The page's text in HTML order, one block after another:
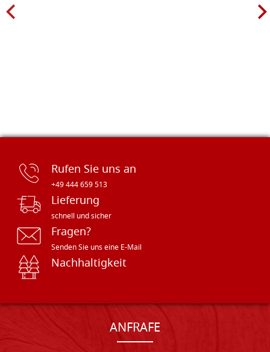
Rufen Sie uns an
+49 444 659 513
Lieferung
schnell und sicher
Fragen?
Senden Sie uns eine E-Mail
Nachhaltigkeit
ANFRAFE